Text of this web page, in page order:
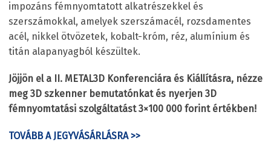
impozáns fémnyomtatott alkatrészekkel és
szerszámokkal, amelyek szerszámacél, rozsdamentes
acél, nikkel ötvözetek, kobalt-króm, réz, alumínium és
titán alapanyagból készültek.
Jöjjön el a II. METAL3D Konferenciára és Kiállításra, nézze
meg 3D szkenner bemutatónkat és nyerjen 3D
fémnyomtatási szolgáltatást 3×100 000 forint értékben!
TOVÁBB A JEGYVÁSÁRLÁSRA >>